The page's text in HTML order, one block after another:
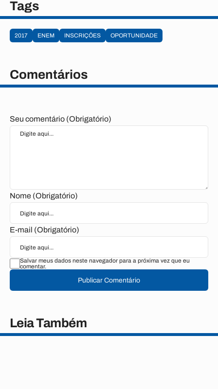
Tags
2017 ENEM INSCRIÇÕES OPORTUNIDADE
Comentários
Seu comentário (Obrigatório)
Nome (Obrigatório)
E-mail (Obrigatório)
Salvar meus dados neste navegador para a próxima vez que eu
comentar.
Publicar Comentário
Leia Também